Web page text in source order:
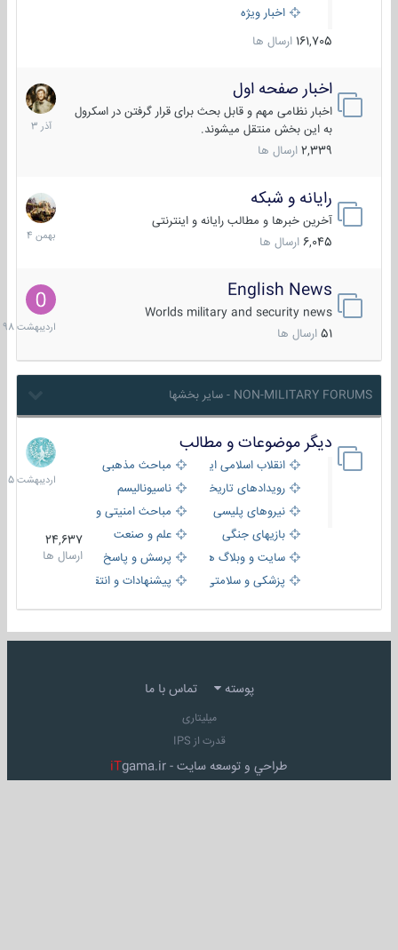
اخبار ویژه
161,705 ارسال ها
اخبار صفحه اول
اخبار نظامی مهم و قابل بحث برای قرار گرفتن در اسکرول
به این بخش منتقل میشوند.
2,339 ارسال ها
7
آذر
1403
رایانه و شبکه
آخرین خبرها و مطالب رایانه و اینترنتی
6,045 ارسال ها
30
بهمن
1404
English News
Worlds military and security news
51 ارسال ها
10
1398
NON-MILITARY FORUMS - سایر بخشها
دیگر موضوعات و مطالب
انقلاب اسلامی ایران
مباحث مذهبی
رویدادهای تاریخی و مذهبیناسیونالیسم
نیروهای پلیسی
مباحث امنیتی و اطلاعاتی
بازیهای جنگی
علم و صنعت
سایت و وبلاگ ها
پرسش و پاسخ
پزشکی و سلامتی
پیشنهادات و انتقادات
24,637
ارسال ها
8
1405
پوسته تماس با ما
میلیتاری
قدرت از IPS
طراحي و توسعه سايت - iTgama.ir